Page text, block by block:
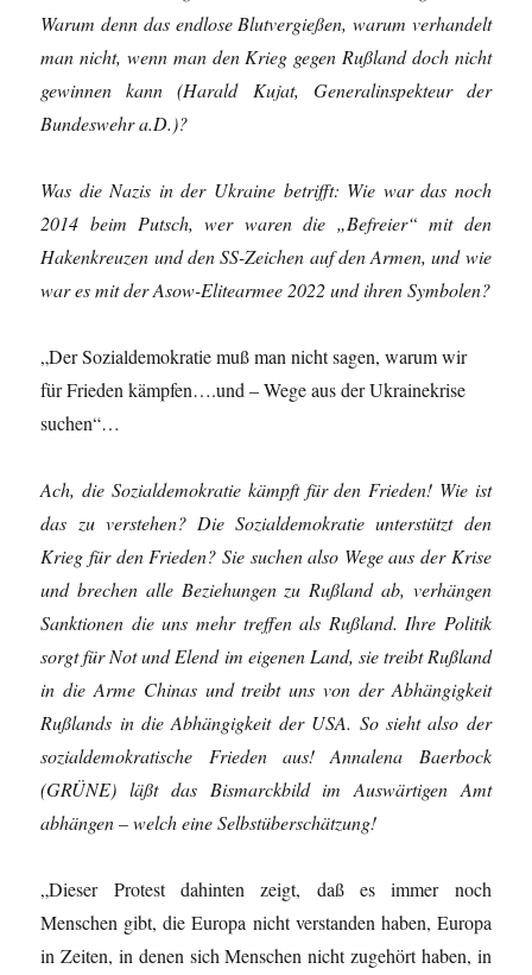
Warum denn das endlose Blutvergießen, warum verhandelt
man nicht, wenn man den Krieg gegen Rußland doch nicht
gewinnen kann (Harald Kujat, Generalinspekteur der
Bundeswehr a.D.)?
Was die Nazis in der Ukraine betrifft: Wie war das noch
2014 beim Putsch, wer waren die „Befreier“ mit den
Hakenkreuzen und den SS-Zeichen auf den Armen, und wie
war es mit der Asow-Elitearmee 2022 und ihren Symbolen?
„Der Sozialdemokratie muß man nicht sagen, warum wir
für Frieden kämpfen….und – Wege aus der Ukrainekrise
suchen“…
Ach, die Sozialdemokratie kämpft für den Frieden! Wie ist
das zu verstehen? Die Sozialdemokratie unterstützt den
Krieg für den Frieden? Sie suchen also Wege aus der Krise
und brechen alle Beziehungen zu Rußland ab, verhängen
Sanktionen die uns mehr treffen als Rußland. Ihre Politik
sorgt für Not und Elend im eigenen Land, sie treibt Rußland
in die Arme Chinas und treibt uns von der Abhängigkeit
Rußlands in die Abhängigkeit der USA. So sieht also der
sozialdemokratische Frieden aus! Annalena Baerbock
(GRÜNE) läßt das Bismarckbild im Auswärtigen Amt
abhängen – welch eine Selbstüberschätzung!
„Dieser Protest dahinten zeigt, daß es immer noch
Menschen gibt, die Europa nicht verstanden haben, Europa
in Zeiten, in denen sich Menschen nicht zugehört haben, in